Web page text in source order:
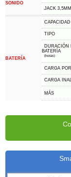
SONIDO
JACK 3,5MM
BATERÍA
CAPACIDAD
TIPO
DURACIÓN
BATERÍA
(horas)
CARGA
CARGA
MÁS